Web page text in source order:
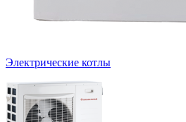
Электрические котлы